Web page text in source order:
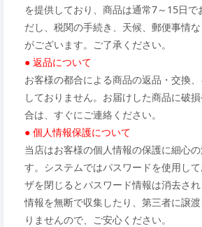
を提供しており、商品は通常7～15日
だし、税関の手続き、天候、郵便事情
がございます。ご了承ください。
● 返品について
お客様の都合による商品の返品・交換
しておりません。お届けした商品に破
合は、すぐにご連絡ください。
● 個人情報保護について
当店はお客様の個人情報の保護に細心
す。システムではパスワードを使用し
ザを閉じるとパスワード情報は消去さ
情報を無断で収集したり、第三者に譲
りませんので、ご安心ください。